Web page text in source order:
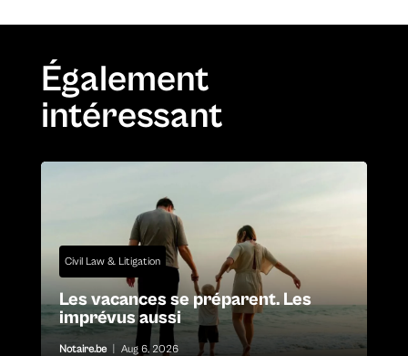
Également
intéressant
Civil Law & Litigation
Les vacances se préparent. Les
imprévus aussi
Notaire.be Aug 6, 2026